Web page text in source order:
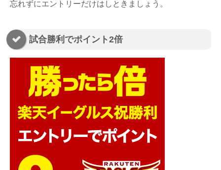
忘れずにエントリーだけはしときましょう。
試合勝利でポイント2倍